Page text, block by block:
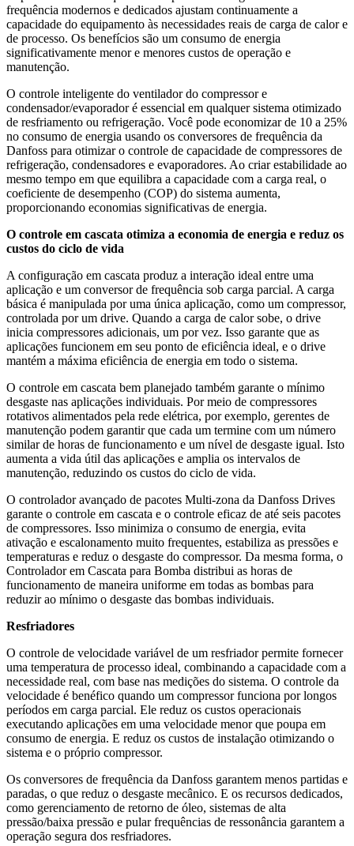
frequência modernos e dedicados ajustam continuamente a
capacidade do equipamento às necessidades reais de carga de calor e
de processo. Os benefícios são um consumo de energia
significativamente menor e menores custos de operação e
manutenção.
O controle inteligente do ventilador do compressor e
condensador/evaporador é essencial em qualquer sistema otimizado
de resfriamento ou refrigeração. Você pode economizar de 10 a 25%
no consumo de energia usando os conversores de frequência da
Danfoss para otimizar o controle de capacidade de compressores de
refrigeração, condensadores e evaporadores. Ao criar estabilidade ao
mesmo tempo em que equilibra a capacidade com a carga real, o
coeficiente de desempenho (COP) do sistema aumenta,
proporcionando economias significativas de energia.
O controle em cascata otimiza a economia de energia e reduz os
custos do ciclo de vida
A configuração em cascata produz a interação ideal entre uma
aplicação e um conversor de frequência sob carga parcial. A carga
básica é manipulada por uma única aplicação, como um compressor,
controlada por um drive. Quando a carga de calor sobe, o drive
inicia compressores adicionais, um por vez. Isso garante que as
aplicações funcionem em seu ponto de eficiência ideal, e o drive
mantém a máxima eficiência de energia em todo o sistema.
O controle em cascata bem planejado também garante o mínimo
desgaste nas aplicações individuais. Por meio de compressores
rotativos alimentados pela rede elétrica, por exemplo, gerentes de
manutenção podem garantir que cada um termine com um número
similar de horas de funcionamento e um nível de desgaste igual. Isto
aumenta a vida útil das aplicações e amplia os intervalos de
manutenção, reduzindo os custos do ciclo de vida.
O controlador avançado de pacotes Multi-zona da Danfoss Drives
garante o controle em cascata e o controle eficaz de até seis pacotes
de compressores. Isso minimiza o consumo de energia, evita
ativação e escalonamento muito frequentes, estabiliza as pressões e
temperaturas e reduz o desgaste do compressor. Da mesma forma, o
Controlador em Cascata para Bomba distribui as horas de
funcionamento de maneira uniforme em todas as bombas para
reduzir ao mínimo o desgaste das bombas individuais.
Resfriadores
O controle de velocidade variável de um resfriador permite fornecer
uma temperatura de processo ideal, combinando a capacidade com a
necessidade real, com base nas medições do sistema. O controle da
velocidade é benéfico quando um compressor funciona por longos
períodos em carga parcial. Ele reduz os custos operacionais
executando aplicações em uma velocidade menor que poupa em
consumo de energia. E reduz os custos de instalação otimizando o
sistema e o próprio compressor.
Os conversores de frequência da Danfoss garantem menos partidas e
paradas, o que reduz o desgaste mecânico. E os recursos dedicados,
como gerenciamento de retorno de óleo, sistemas de alta
pressão/baixa pressão e pular frequências de ressonância garantem a
operação segura dos resfriadores.